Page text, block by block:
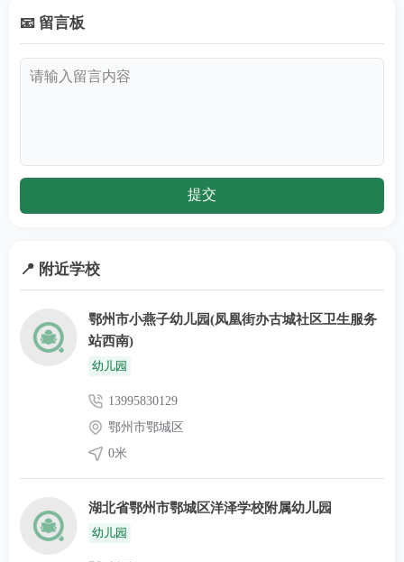
📧 留言板
📍 附近学校
鄂州市小燕子幼儿园(凤凰街办古城社区卫生服务
站西南)
幼儿园
13995830129
鄂州市鄂城区
0米
湖北省鄂州市鄂城区洋泽学校附属幼儿园
幼儿园